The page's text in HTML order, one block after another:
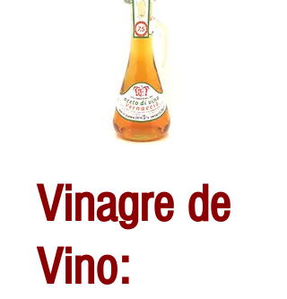
Vinagre de
Vino: